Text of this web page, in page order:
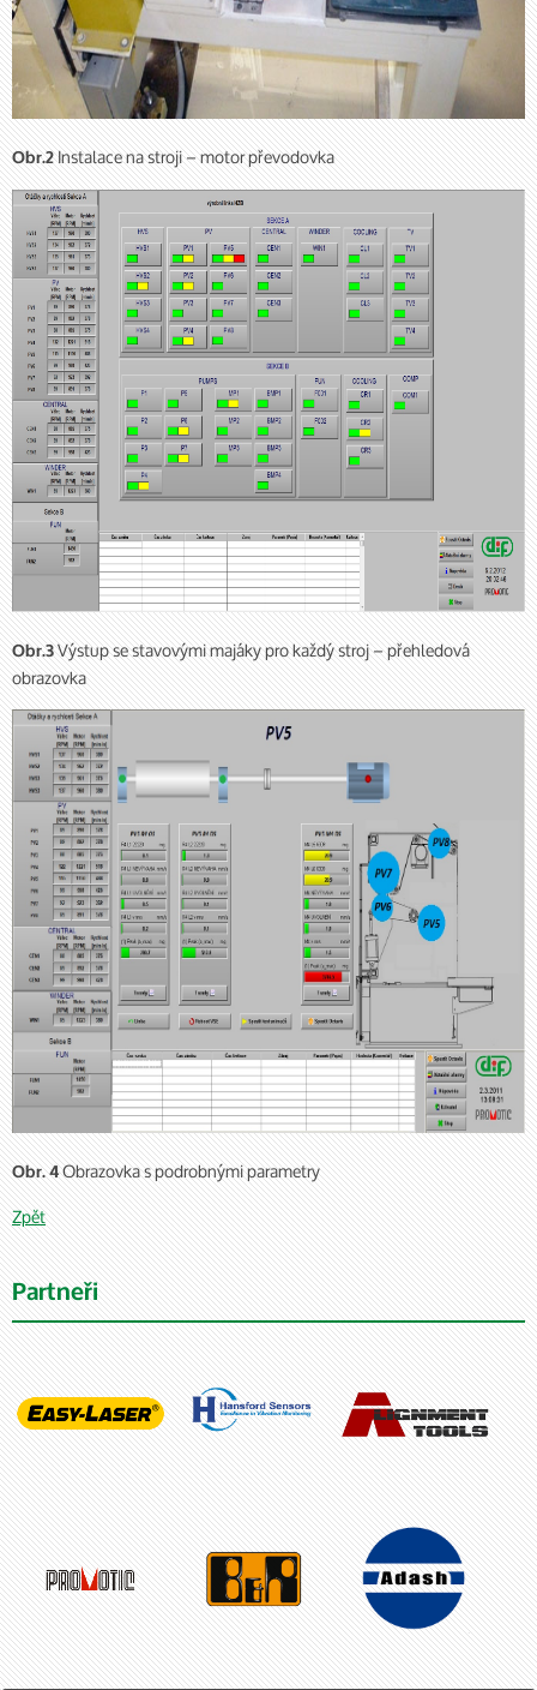
Obr.2Instalace na stroji – motor převodovka
Obr.3Výstup se stavovými majáky pro každý stroj – přehledová
obrazovka
Obr. 4Obrazovka s podrobnými parametry
Zpět
Partneři